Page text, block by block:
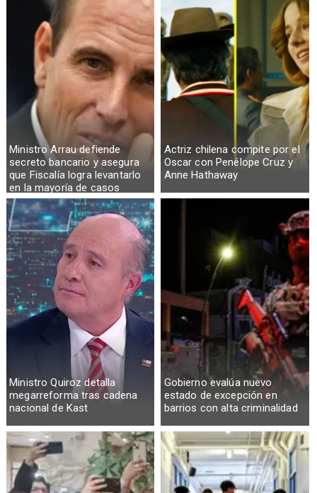
Ministro Arrau defiende
secreto bancario y asegura
que Fiscalía logra levantarlo
en la mayoría de casos
Actriz chilena compite por el
Oscar con Penélope Cruz y
Anne Hathaway
Ministro Quiroz detalla
megarreforma tras cadena
nacional de Kast
Gobierno evalúa nuevo
estado de excepción en
barrios con alta criminalidad